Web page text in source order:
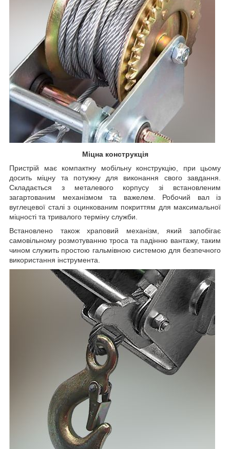
Міцна конструкція
Пристрій має компактну мобільну конструкцію, при цьому
досить міцну та потужну для виконання свого завдання.
Складається з металевого корпусу зі встановленим
загартованим механізмом та важелем. Робочий вал із
вуглецевої сталі з оцинкованим покриттям для максимальної
міцності та тривалого терміну служби.
Встановлено також храповий механізм, який запобігає
самовільному розмотуванню троса та падінню вантажу, таким
чином служить простою гальмівною системою для безпечного
використання інструмента.